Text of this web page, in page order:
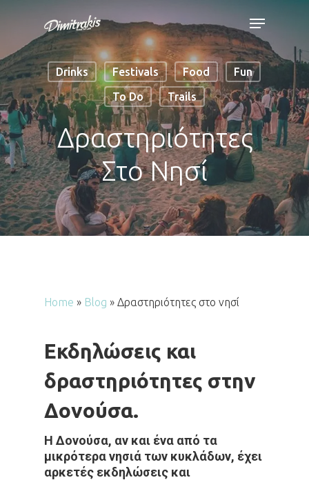
main
content
Menu
Drinks Festivals Food
Fun
To Do
Trails
Δραστηριότητες
Στο Νησί
Home » Blog » Δραστηριότητες στο νησί
Εκδηλώσεις και
δραστηριότητες στην
Δονούσα.
Η Δονούσα, αν και ένα από τα
μικρότερα νησιά των κυκλάδων, έχει
αρκετές εκδηλώσεις και
Close
Menu